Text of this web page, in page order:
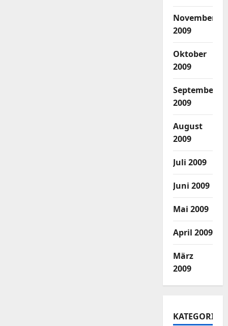
November
2009
Oktober
2009
September
2009
August
2009
Juli 2009
Juni 2009
Mai 2009
April 2009
März
2009
KATEGORIEN